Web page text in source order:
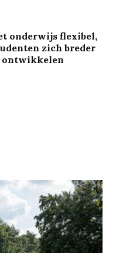
onderwijs flexibel,
zich breder
ontwikkelen